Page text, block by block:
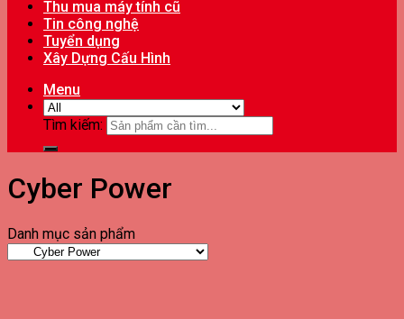
Thu mua máy tính cũ
Tin công nghệ
Tuyển dụng
Xây Dựng Cấu Hình
Menu
Tìm kiếm:
Cyber Power
Danh mục sản phẩm